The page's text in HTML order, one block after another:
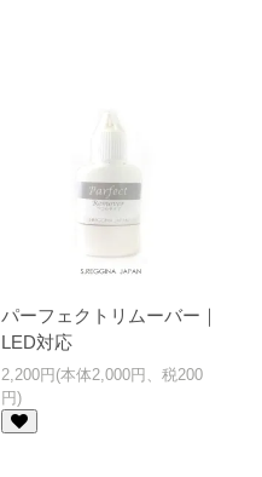
パーフェクトリムーバー｜
LED対応
2,200円(本体2,000円、税200
円)